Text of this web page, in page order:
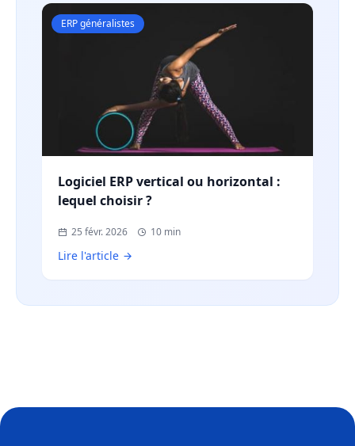
ERP généralistes
Logiciel ERP vertical ou horizontal :
lequel choisir ?
25 févr. 2026 10 min
Lire l'article